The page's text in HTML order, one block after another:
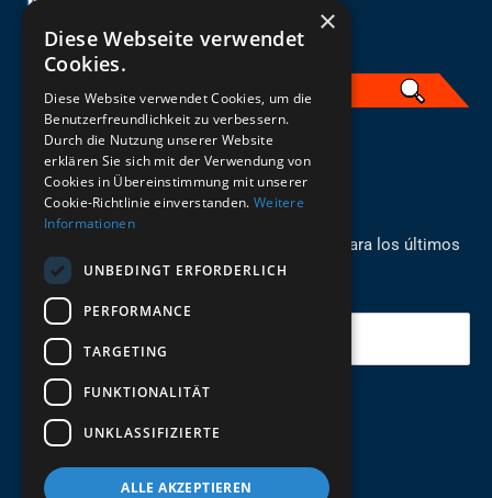
REGÍSTRESE PARA EL BOLETÍN
¡Manténgase al día con los recién llegados para los últimos
modelos!
Tu correo electrónico
Enviar
Spanisch
×
Diese Webseite verwendet
Cookies.
Diese Website verwendet Cookies, um die
Benutzerfreundlichkeit zu verbessern.
Durch die Nutzung unserer Website
erklären Sie sich mit der Verwendung von
Cookies in Übereinstimmung mit unserer
Cookie-Richtlinie einverstanden. Weitere
Informationen
UNBEDINGT ERFORDERLICH
PERFORMANCE
TARGETING
FUNKTIONALITÄT
UNKLASSIFIZIERTE
ALLE AKZEPTIEREN